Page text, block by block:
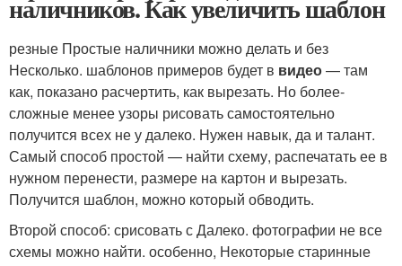
наличников. Как увеличить шаблон
резные Простые наличники можно делать и без
Несколько. шаблонов примеров будет в видео— там
как, показано расчертить, как вырезать. Но более-
сложные менее узоры рисовать самостоятельно
получится всех не у далеко. Нужен навык, да и талант.
Самый способ простой — найти схему, распечатать ее в
нужном перенести, размере на картон и вырезать.
Получится шаблон, можно который обводить.
Второй способ: срисовать с Далеко. фотографии не все
схемы можно найти. особенно, Некоторые старинные